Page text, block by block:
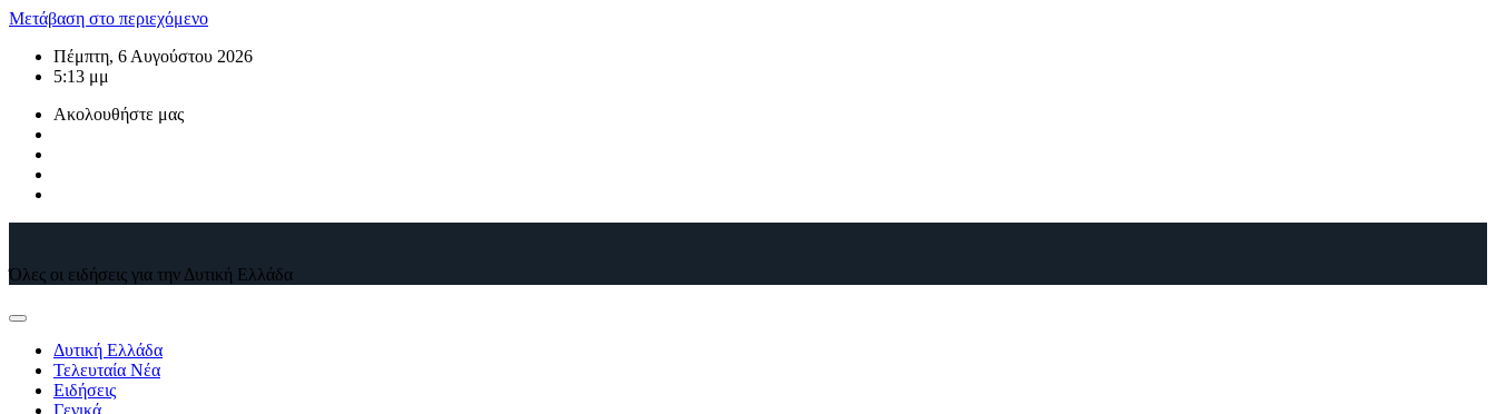
Μετάβαση στο περιεχόμενο
Πέμπτη, 6 Αυγούστου 2026
5:13 μμ
Ακολουθήστε μας
Όλες οι ειδήσεις για την Δυτική Ελλάδα
Δυτική Ελλάδα
Τελευταία Νέα
Ειδήσεις
Γενικά